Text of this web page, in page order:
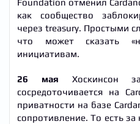
Foundation отменил
как сообщество
через treasury. Простыми
что может сказать
инициативам.
26 мая Хоскинсон
сосредоточивается на
приватности на базе
сопротивление. То есть за